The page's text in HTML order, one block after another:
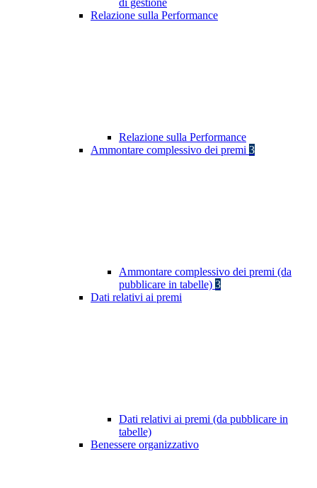
di gestione
Relazione sulla Performance
Relazione sulla Performance
Ammontare complessivo dei premi 3
Ammontare complessivo dei premi (da
pubblicare in tabelle) 3
Dati relativi ai premi
Dati relativi ai premi (da pubblicare in
tabelle)
Benessere organizzativo